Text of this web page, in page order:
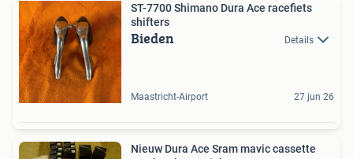
ST-7700 Shimano Dura Ace racefiets
shifters
Bieden Details
Maastricht-Airport 27 jun 26
Nieuw Dura Ace Sram mavic cassette